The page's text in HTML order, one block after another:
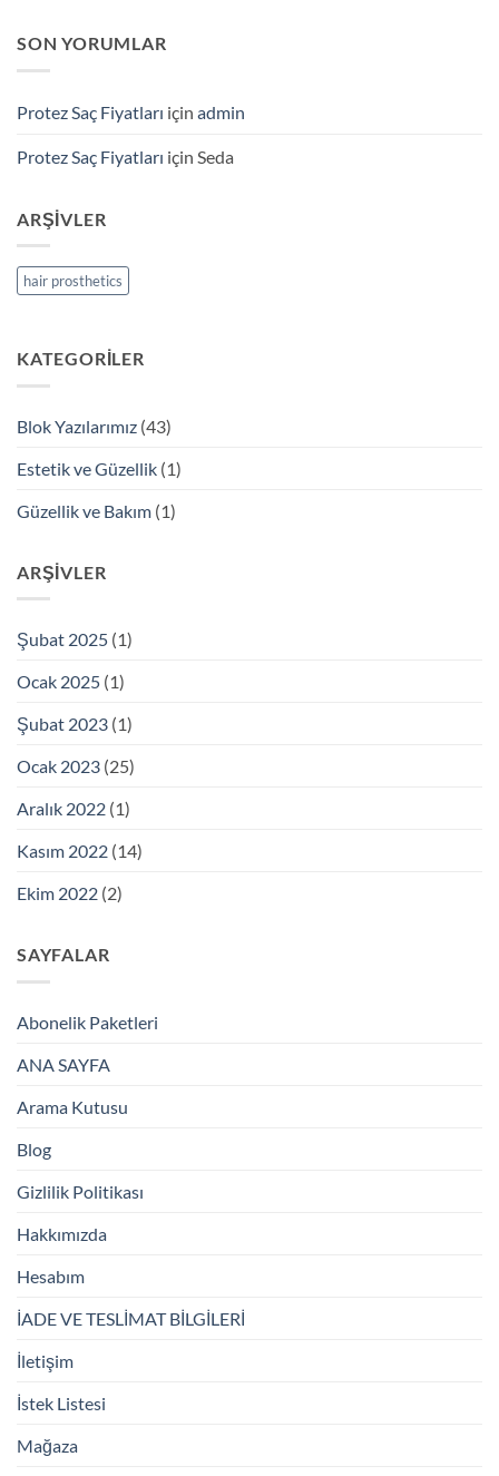
SON YORUMLAR
Protez Saç Fiyatları için admin
Protez Saç Fiyatları için Seda
ARŞIVLER
hair prosthetics
KATEGORILER
Blok Yazılarımız (43)
Estetik ve Güzellik (1)
Güzellik ve Bakım (1)
ARŞIVLER
Şubat 2025 (1)
Ocak 2025 (1)
Şubat 2023 (1)
Ocak 2023 (25)
Aralık 2022 (1)
Kasım 2022 (14)
Ekim 2022 (2)
SAYFALAR
Abonelik Paketleri
ANA SAYFA
Arama Kutusu
Blog
Gizlilik Politikası
Hakkımızda
Hesabım
İADE VE TESLİMAT BİLGİLERİ
İletişim
İstek Listesi
Mağaza